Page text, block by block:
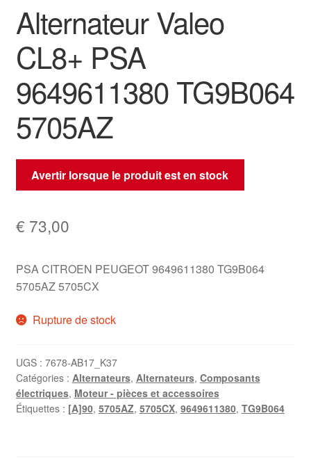
Alternateur Valeo
CL8+ PSA
9649611380 TG9B064
5705AZ
Avertir lorsque le produit est en stock
€ 73,00
PSA CITROEN PEUGEOT 9649611380 TG9B064
5705AZ 5705CX
Rupture de stock
UGS : 7678-AB17_K37
Catégories : Alternateurs, Alternateurs, Composants
électriques, Moteur - pièces et accessoires
Étiquettes : [A]90, 5705AZ, 5705CX, 9649611380, TG9B064